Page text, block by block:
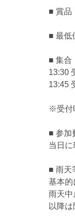
■ 賞品
■ 最低
■ 集合
13:30
13:45
※受付
■ 参加
当日に
■ 雨天
基本的
雨天中
以降